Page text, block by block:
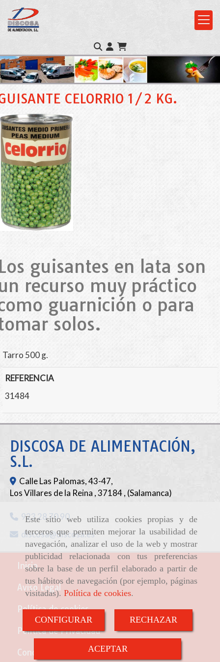
Este sitio web utiliza cookies propias y de
terceros que permiten mejorar la usabilidad de
navegación, analizar el uso de la web y mostrar
publicidad relacionada con tus preferencias
sobre la base de un perfil elaborado a partir de
tus hábitos de navegación (por ejemplo, páginas
visitadas). Política de cookies.
CONFIGURAR RECHAZAR
ACEPTAR
CELORRIO 1/2 KG.
guisantes en lata son
recurso muy práctico
guarnición o para
solos.
Tarro 500 g.
REFERENCIA
31484
DISCOSA DE ALIMENTACIÓN,
S.L.
Calle Las Palomas, 43-47,
Los Villares de la Reina ,37184, (Salamanca)
923 28 70 90
discosa
discosa.es
Inicio
Aviso Legal
Política de cookies
Política de Privacidad
Condiciones de venta online